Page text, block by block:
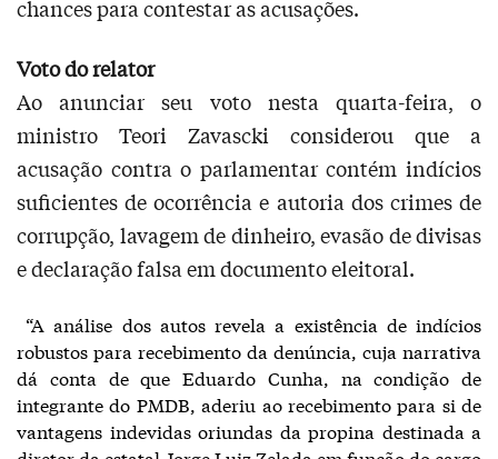
chances para contestar as acusações.
Voto do relator
Ao anunciar seu voto nesta quarta-feira, o
ministro Teori Zavascki considerou que a
acusação contra o parlamentar contém indícios
suficientes de ocorrência e autoria dos crimes de
corrupção, lavagem de dinheiro, evasão de divisas
e declaração falsa em documento eleitoral.
“A análise dos autos revela a existência de indícios
robustos para recebimento da denúncia, cuja narrativa
dá conta de que Eduardo Cunha, na condição de
integrante do PMDB, aderiu ao recebimento para si de
vantagens indevidas oriundas da propina destinada a